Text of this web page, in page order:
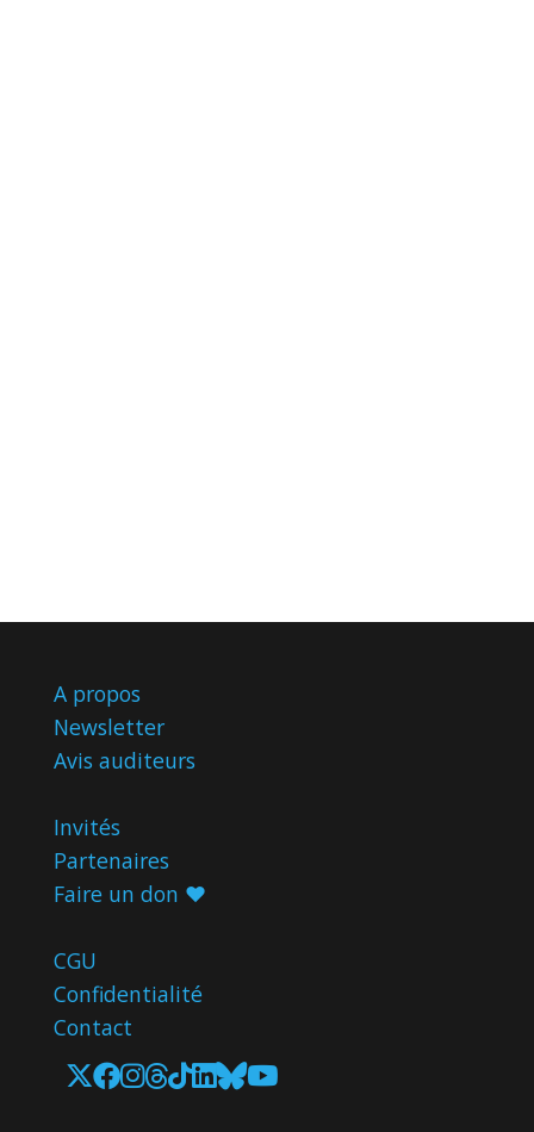
A propos
Newsletter
Avis auditeurs
Invités
Partenaires
Faire un don ♥️
CGU
Confidentialité
Contact